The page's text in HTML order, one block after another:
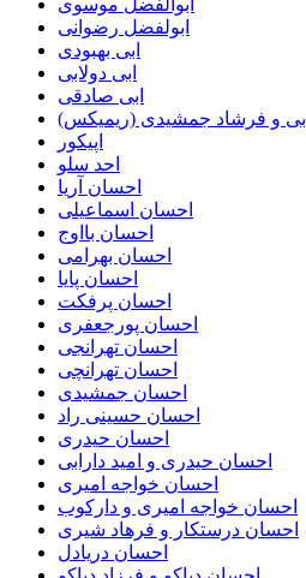
ابولفضل رضوانی
ابی بهبودی
ابی دولابی
ابی صادقی
ابی و فرشاد جمشیدی (ریمیکس)
اپیکور
احد سلو
احسان آریا
احسان اسماعیلی
احسان بااوج
احسان بهرامی
احسان پایا
احسان پرفکت
احسان پورجعفری
احسان تهرانجی
احسان تهرانچی
احسان جمشیدی
احسان حسینی راد
احسان حیدری
احسان حیدری و امید دارابی
احسان خواجه امیری
احسان خواجه امیری و دارکوب
احسان درستكار و فرهاد شيرى
احسان دریادل